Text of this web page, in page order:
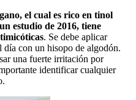
el cual es rico en tinol
estudio de 2016, tiene
. Se debe aplicar
día con un hisopo de algodón.
una fuerte irritación por
identificar cualquier